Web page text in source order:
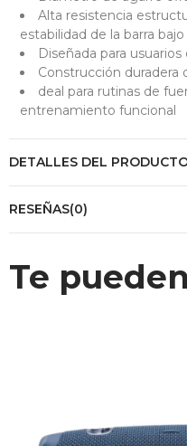
Alta resistencia
estabilidad de la barra
Diseñada para
Construcción
deal para rutinas de
entrenamiento funcional
DETALLES DEL
RESEÑAS(0)
Te